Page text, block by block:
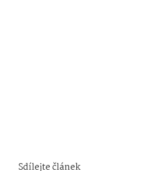
Sdílejte článek